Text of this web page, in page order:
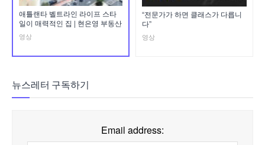
애틀랜타 벨트라인 라이프 스타
일이 매력적인 집 | 현은영 부동산
영상
“전문가가 하면 클래스가 다릅니
다”
영상
뉴스레터 구독하기
Email address: